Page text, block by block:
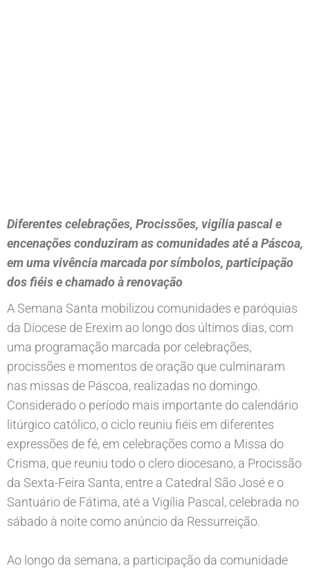
Diferentes celebrações, Procissões, vigília pascal e
encenações conduziram as comunidades até a Páscoa,
em uma vivência marcada por símbolos, participação
dos fiéis e chamado à renovação
A Semana Santa mobilizou comunidades e paróquias
da Diocese de Erexim ao longo dos últimos dias, com
uma programação marcada por celebrações,
procissões e momentos de oração que culminaram
nas missas de Páscoa, realizadas no domingo.
Considerado o período mais importante do calendário
litúrgico católico, o ciclo reuniu fiéis em diferentes
expressões de fé, em celebrações como a Missa do
Crisma, que reuniu todo o clero diocesano, a Procissão
da Sexta-Feira Santa, entre a Catedral São José e o
Santuário de Fátima, até a Vigília Pascal, celebrada no
sábado à noite como anúncio da Ressurreição.
Ao longo da semana, a participação da comunidade